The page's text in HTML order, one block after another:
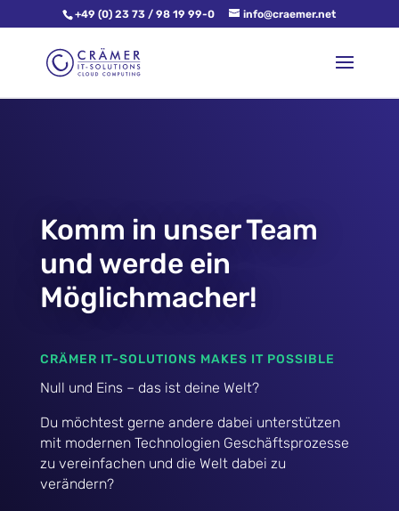
+49 (0) 23 73 / 98 19 99-0 info@craemer.net
Komm in unser Team
und werde ein
Möglichmacher!
CRÄMER IT-SOLUTIONS MAKES IT POSSIBLE
Null und Eins – das ist deine Welt?
Du möchtest gerne andere dabei unterstützen
mit modernen Technologien Geschäftsprozesse
zu vereinfachen und die Welt dabei zu
verändern?